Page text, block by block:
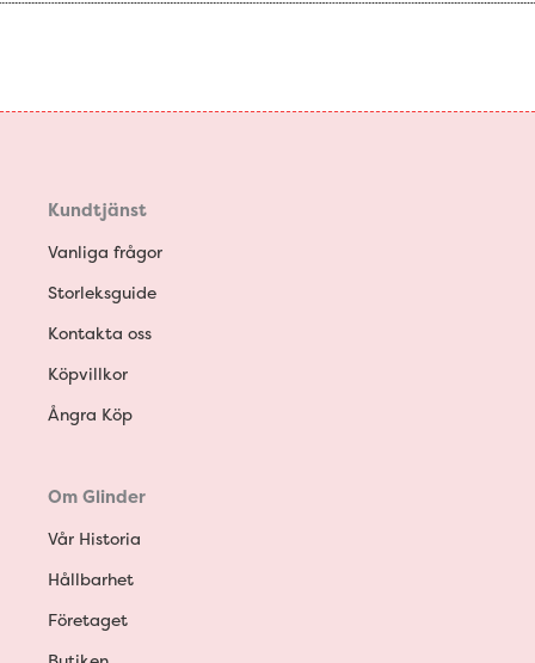
Kundtjänst
Vanliga frågor
Storleksguide
Kontakta oss
Köpvillkor
Ångra Köp
Om Glinder
Vår Historia
Hållbarhet
Företaget